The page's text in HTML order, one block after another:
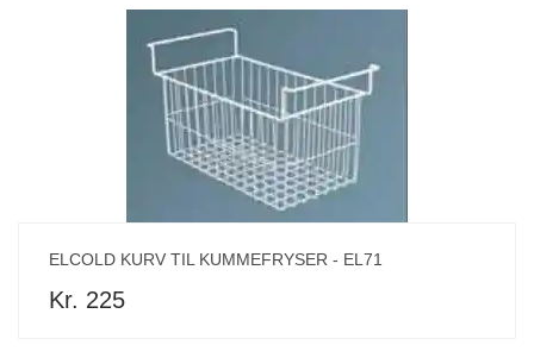
ELCOLD KURV TIL KUMMEFRYSER - EL71
Kr. 225